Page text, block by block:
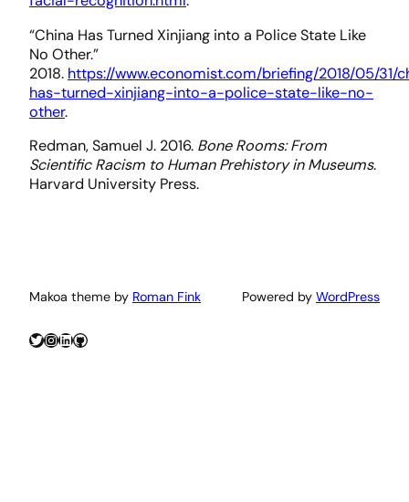
“China Has Turned Xinjiang into a Police State Like
No Other.”
2018. https://www.economist.com/briefing/2018/05/31/
has-turned-xinjiang-into-a-police-state-like-no-
other.
Redman, Samuel J. 2016. Bone Rooms: From
Scientific Racism to Human Prehistory in Museums.
Harvard University Press.
Makoa theme by Roman Fink Powered by WordPress
Twitter
Instagram
LinkedIn
GitHub